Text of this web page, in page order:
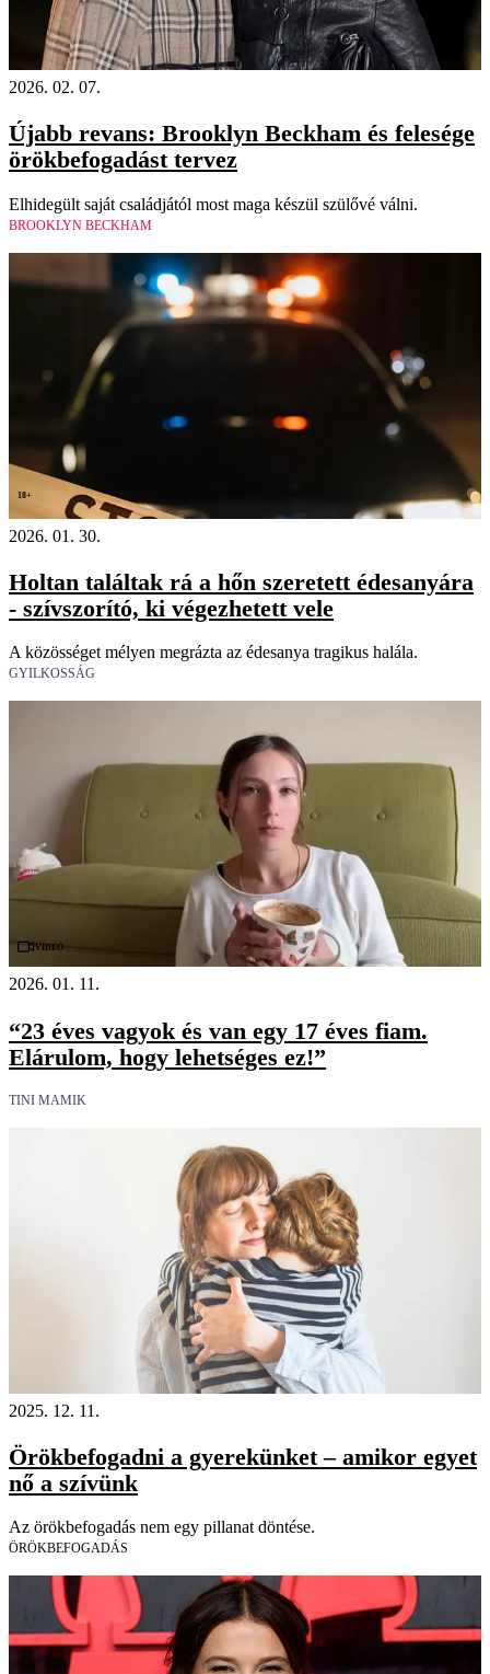
2026. 02. 07.
Újabb revans: Brooklyn Beckham és felesége
örökbefogadást tervez
Elhidegült saját családjától most maga készül szülővé válni.
BROOKLYN BECKHAM
18+
2026. 01. 30.
Holtan találtak rá a hőn szeretett édesanyára
- szívszorító, ki végezhetett vele
A közösséget mélyen megrázta az édesanya tragikus halála.
GYILKOSSÁG
Videó
2026. 01. 11.
“23 éves vagyok és van egy 17 éves fiam.
Elárulom, hogy lehetséges ez!”
TINI MAMIK
2025. 12. 11.
Örökbefogadni a gyerekünket – amikor egyet
nő a szívünk
Az örökbefogadás nem egy pillanat döntése.
ÖRÖKBEFOGADÁS